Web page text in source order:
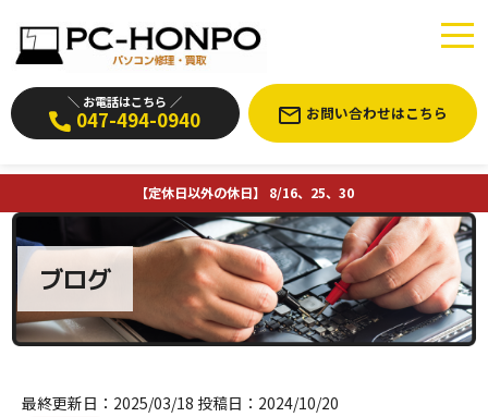
＼ お電話はこちら ／
047-494-0940 お問い合わせはこちら
【定休日以外の休日】 8/16、25、30
ブログ
最終更新日： 2025/03/18 投稿日： 2024/10/20